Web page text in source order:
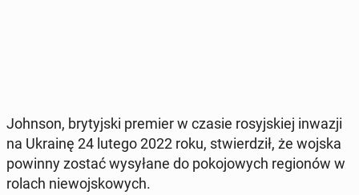
Johnson, bry­tyj­ski premier w czasie ro­syj­skiej inwazji
na Ukrainę 24 lutego 2022 roku, stwier­dził, że wojska
powinny zostać wy­sy­ła­ne do po­ko­jo­wych re­gio­nów w
rolach nie­woj­sko­wych.